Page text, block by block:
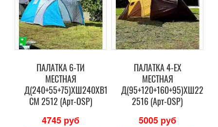
ПАЛАТКА 6-ТИ
МЕСТНАЯ
Д(240+55+75)ХШ240ХВ170
СМ 2512 (Арт-OSP)
4745 руб
ПАЛАТКА 4-ЕХ
МЕСТНАЯ
2516 (Арт-OSP)
5005 руб